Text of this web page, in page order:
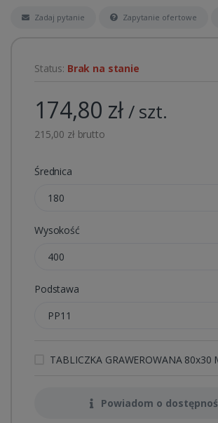
Zadaj pytanie Zapytanie ofertowe
Status: Brak na stanie
174,80 zł/ szt.
215,00 zł brutto
Średnica
180
Wysokość
400
Podstawa
PP11
TABLICZKA GRAWEROWANA 80x30
Powiadom o